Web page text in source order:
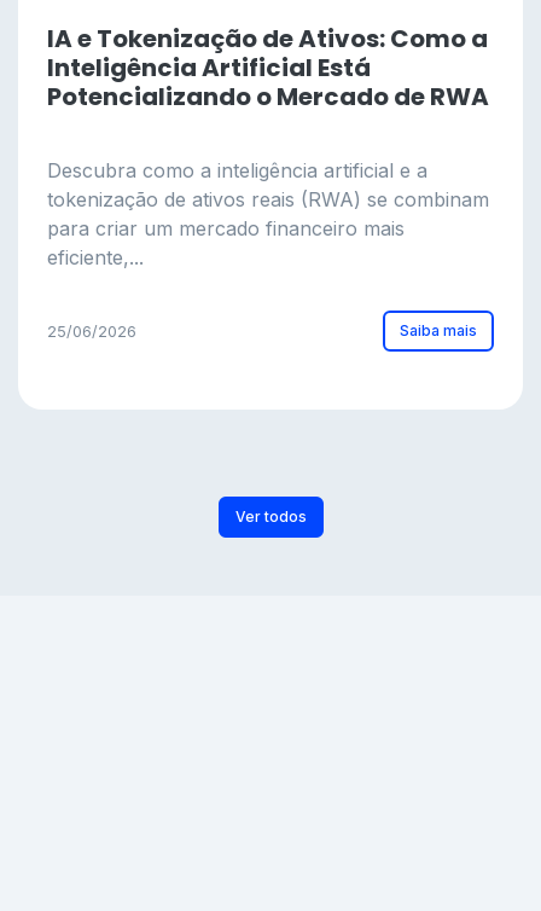
IA e Tokenização de Ativos: Como a
Inteligência Artificial Está
Potencializando o Mercado de RWA
Descubra como a inteligência artificial e a
tokenização de ativos reais (RWA) se combinam
para criar um mercado financeiro mais
eficiente,...
25/06/2026 Saiba mais
Ver todos